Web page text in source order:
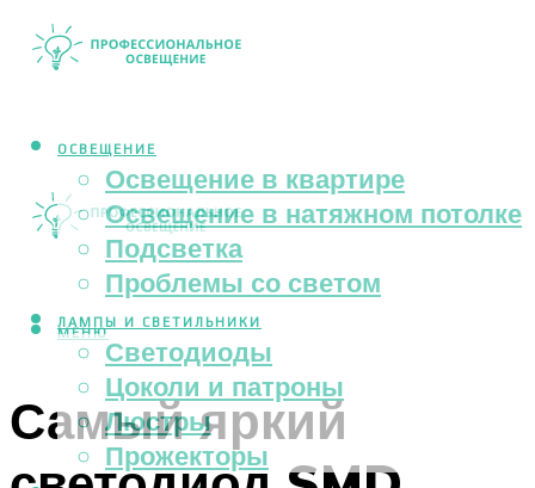
ОСВЕЩЕНИЕ
Освещение в квартире
Освещение в натяжном потолке
Подсветка
Проблемы со светом
ЛАМПЫ И СВЕТИЛЬНИКИ
Светодиоды
Цоколи и патроны
Люстры
Прожекторы
МЕНЮ
Самый яркий